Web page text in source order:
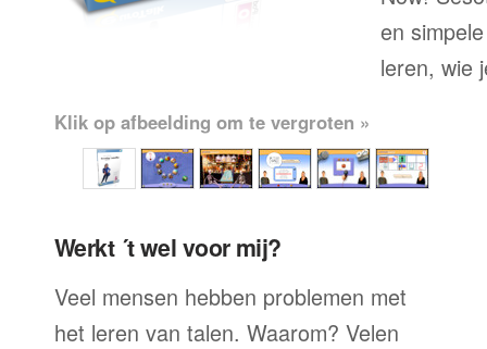
en
leren, wie
Klik op afbeelding om te vergroten »
Werkt ´t wel voor mij?
Veel mensen hebben problemen met
het leren van talen. Waarom? Velen